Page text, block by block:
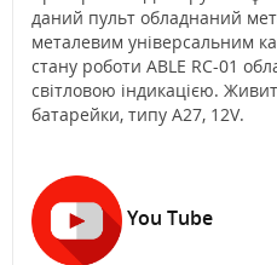
даний пульт обладнаний
металевим універсальним
стану роботи ABLE RC-01
світловою індикацією.
батарейки, типу А27, 12V.
You Tube